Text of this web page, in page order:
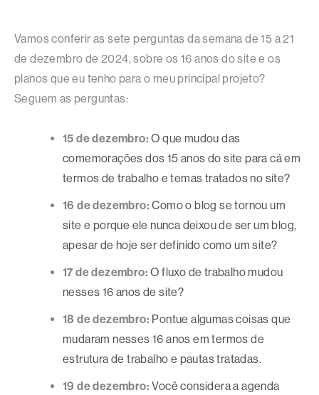
Vamos conferir as sete perguntas da semana de 15 a 21
de dezembro de 2024, sobre os 16 anos do site e os
planos que eu tenho para o meu principal projeto?
Seguem as perguntas:
15 de dezembro: O que mudou das
comemorações dos 15 anos do site para cá em
termos de trabalho e temas tratados no site?
16 de dezembro: Como o blog se tornou um
site e porque ele nunca deixou de ser um blog,
apesar de hoje ser definido como um site?
17 de dezembro: O fluxo de trabalho mudou
nesses 16 anos de site?
18 de dezembro: Pontue algumas coisas que
mudaram nesses 16 anos em termos de
estrutura de trabalho e pautas tratadas.
19 de dezembro: Você considera a agenda